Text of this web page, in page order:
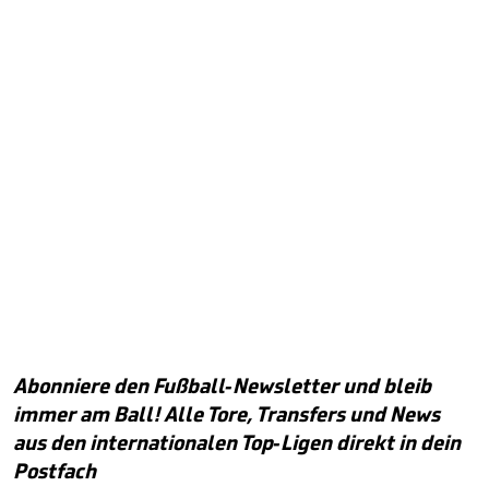
Abonniere den Fußball-Newsletter und bleib
immer am Ball! Alle Tore, Transfers und News
aus den internationalen Top-Ligen direkt in dein
Postfach